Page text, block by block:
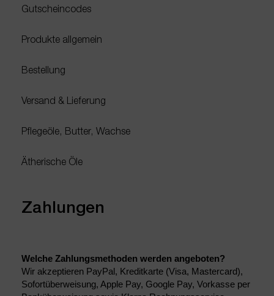
Gutscheincodes
Produkte allgemein
Bestellung
Versand & Lieferung
Pflegeöle, Butter, Wachse
Ätherische Öle
Zahlungen
Welche Zahlungsmethoden werden angeboten?
Wir akzeptieren PayPal, Kreditkarte (Visa, Mastercard),
Sofortüberweisung, Apple Pay, Google Pay, Vorkasse per